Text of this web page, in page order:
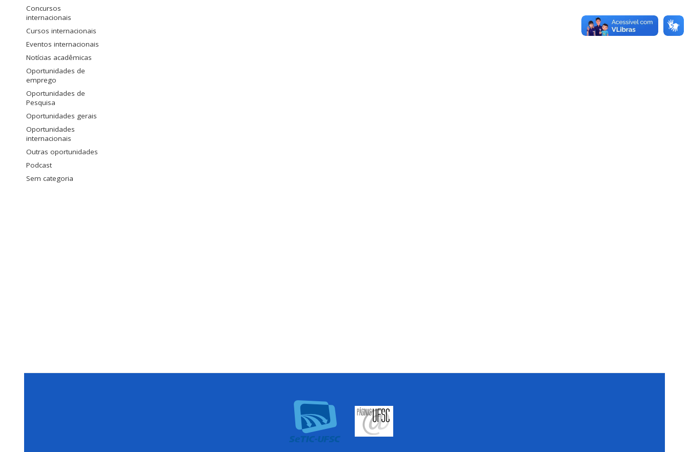
Concursos
internacionais
Cursos internacionais
Eventos internacionais
Notícias acadêmicas
Oportunidades de
emprego
Oportunidades de
Pesquisa
Oportunidades gerais
Oportunidades
internacionais
Outras oportunidades
Podcast
Sem categoria